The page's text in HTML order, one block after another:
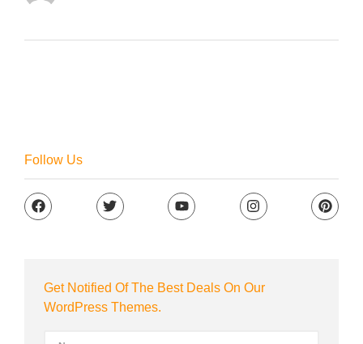
Follow Us
Get Notified Of The Best Deals On Our
WordPress Themes.